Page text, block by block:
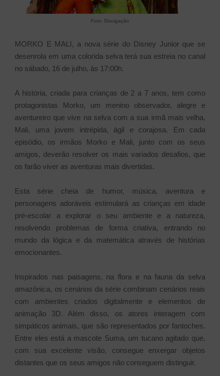
Foto: Divulgação
MORKO E MALI, a nova série do Disney Junior que se
desenrola em uma colorida selva terá sua estreia no canal
no sábado, 16 de julho, às 17:00h.
A história, criada para crianças de 2 a 7 anos, tem como
protagonistas Morko, um menino observador, alegre e
aventureiro que vive na selva com a sua irmã mais velha,
Mali, uma jovem intrépida, ágil e corajosa. Em cada
episódio, os irmãos Morko e Mali, junto com os seus
amigos, deverão resolver os mais variados desafios, que
os farão viver as aventuras mais divertidas.
Esta série cheia de humor, música, aventura e
personagens adoráveis estimulará as crianças em idade
pré-escolar a explorar o seu ambiente e a natureza,
resolvendo problemas de forma criativa, entrando no
mundo da lógica e da matemática através de histórias
emocionantes.
Inspirados nas paisagens, na flora e na fauna da selva
amazônica, os cenários da série combinam cenários reais
com ambientes criados digitalmente e elementos de
animação 3D. Além disso, os atores interagem com
simpáticos animais, que são representados por fantoches.
Entre eles está a mascote Suma, um tucano agitado que,
com sua excelente visão, consegue enxergar objetos
distantes que os seus amigos não conseguem distinguir.